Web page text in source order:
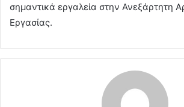
σημαντικά εργαλεία στην Ανεξάρτητη
Εργασίας.